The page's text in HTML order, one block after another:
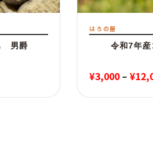
男爵
はろの屋
令和7年
¥3,000 –¥